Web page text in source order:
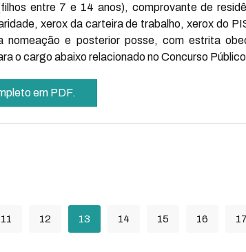
entre 7 e 14 anos), comprovante de
xerox da carteira de trabalho, xerox do
nomeação e posterior posse, com estrita
o cargo abaixo relacionado no Concurso
em PDF.
11 12 13 14 15 16 17